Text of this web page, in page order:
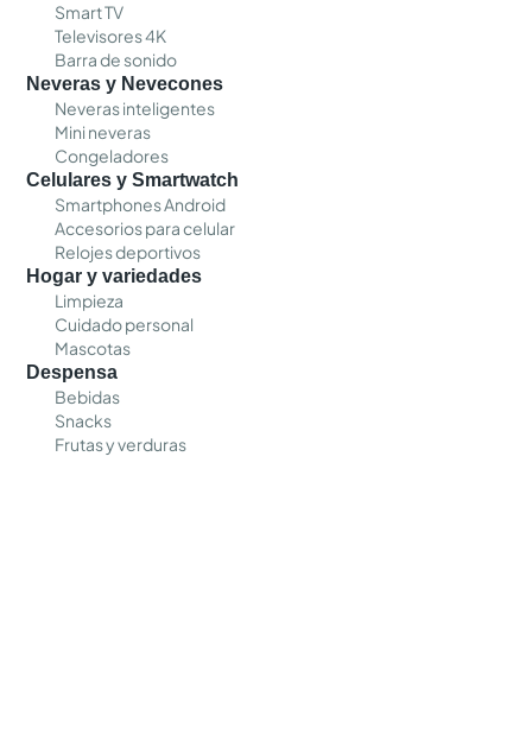
Smart TV
Televisores 4K
Barra de sonido
Neveras y Nevecones
Neveras inteligentes
Mini neveras
Congeladores
Celulares y Smartwatch
Smartphones Android
Accesorios para celular
Relojes deportivos
Hogar y variedades
Limpieza
Cuidado personal
Mascotas
Despensa
Bebidas
Snacks
Frutas y verduras